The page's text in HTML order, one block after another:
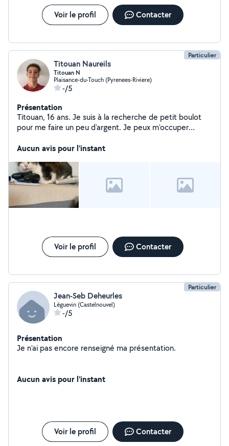
Voir le profil Contacter
Particulier
Titouan Naureils
Titouan N
Plaisance-du-Touch (Pyrenees-Riviere)
-/5
Présentation
Titouan, 16 ans. Je suis à la recherche de petit boulot
pour me faire un peu d'argent. Je peux m'occuper
domestiques
Aucun avis pour l'instant
Voir le profil Contacter
Particulier
Jean-Seb Deheurles
Léguevin (Castelnouvel)
-/5
Présentation
Je n'ai pas encore renseigné ma présentation.
Aucun avis pour l'instant
Voir le profil Contacter